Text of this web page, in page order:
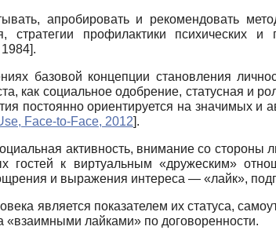
апробировать и рекомендовать
стратегии профилактики психических и
].
базовой концепции становления
как социальное одобрение, статусная и
постоянно ориентируется на значимых и
Face-to-Face, 2012].
активность, внимание со стороны
гостей к виртуальным «дружеским»
и выражения интереса — «лайк»,
является показателем их статуса,
«взаимными лайками» по договоренности.